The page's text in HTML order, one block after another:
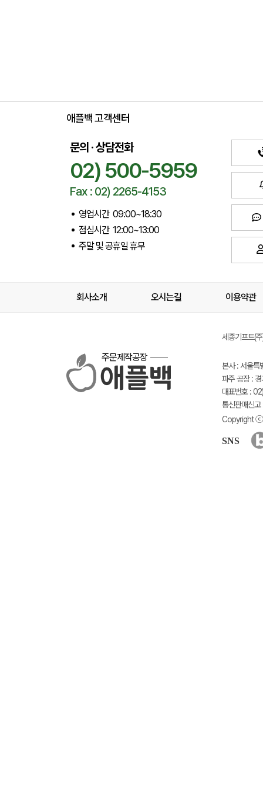
애플백 고객센터
문의 · 상담전화
02) 500-5959
Fax : 02) 2265-4153
영업시간 09:00~18:30
점심시간 12:00~13:00
주말 및 공휴일 휴무
회사소개 오시는길 이용약관
주문제작공장
세종기프트(
본사 : 서울
파주 공장 :
대표번호 :
통신판매신
Copyright ⓒ
SNS